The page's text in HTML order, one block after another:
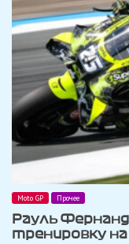
Moto GP Прочее
Рауль
тренировку на